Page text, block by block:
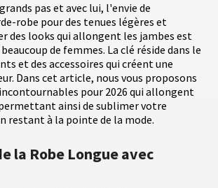
pas et avec lui, l'envie de
robe pour des tenues légères et
des looks qui allongent les jambes est
de femmes. La clé réside dans le
et des accessoires qui créent une
Dans cet article, nous vous proposons
pour 2026 qui allongent
ainsi de sublimer votre
restant à la pointe de la mode.
la Robe Longue avec